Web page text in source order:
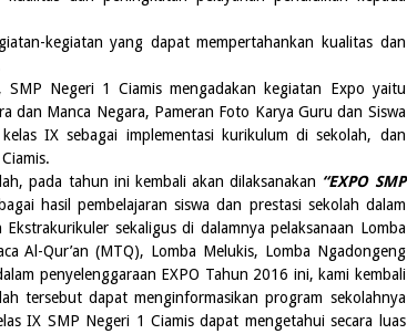
yang dapat mempertahankan kualitas dan
1 Ciamis mengadakan kegiatan Expo yaitu
dan Manca Negara, Pameran Foto Karya Guru dan Siswa
kelasIX sebagai implementasi kurikulum di sekolah, dan
tahun ini kembali akan dilaksanakan “EXPO SMP
hasil pembelajaran siswa dan prestasi sekolah dalam
sekaligus di dalamnya pelaksanaan Lomba
Al-Qur’an (MTQ), Lomba Melukis, Lomba Ngadongeng
penyelenggaraan EXPO Tahun 2016 ini, kami kembali
tersebut dapat menginformasikan program sekolahnya
IX SMP Negeri 1 Ciamis dapat mengetahui secara luas